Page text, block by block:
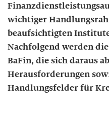
wichtiger
beaufsichtigten
Nachfolgend werden
BaFin, die sich daraus
Herausforderungen
Handlungsfelder für